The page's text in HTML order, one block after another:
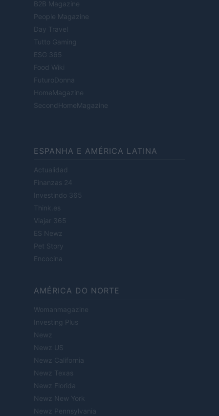
B2B Magazine
People Magazine
Day Travel
Tutto Gaming
ESG 365
Food Wiki
FuturoDonna
HomeMagazine
SecondHomeMagazine
ESPANHA E AMÉRICA LATINA
Actualidad
Finanzas 24
Investindo 365
Think.es
Viajar 365
ES Newz
Pet Story
Encocina
AMÉRICA DO NORTE
Womanmagazine
Investing Plus
Newz
Newz US
Newz California
Newz Texas
Newz Florida
Newz New York
Newz Pennsylvania